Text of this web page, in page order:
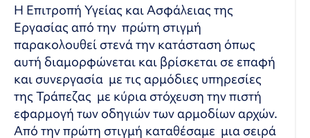
Η Επιτροπή Υγείας και Ασφάλειας της
Εργασίας από την πρώτη στιγμή
παρακολουθεί στενά την κατάσταση όπως
αυτή διαμορφώνεται και βρίσκεται σε επαφή
και συνεργασία με τις αρμόδιες υπηρεσίες
της Τράπεζας με κύρια στόχευση την πιστή
εφαρμογή των οδηγιών των αρμοδίων αρχών.
Από την πρώτη στιγμή καταθέσαμε μια σειρά